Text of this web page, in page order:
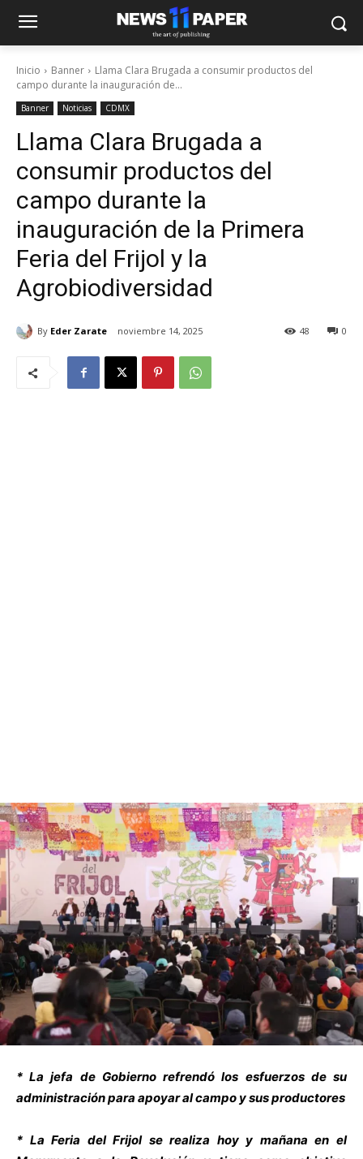
Inicio Banner
Llama Clara Brugada a consumir productos del
campo durante la inauguración de...
Banner Noticias CDMX
Llama Clara Brugada a
consumir productos del
campo durante la
inauguración de la Primera
Feria del Frijol y la
Agrobiodiversidad
By Eder Zarate noviembre 14, 2025 0
48
* La jefa de Gobierno refrendó los esfuerzos de su
administración para apoyar al campo y sus productores
* La Feria del Frijol se realiza hoy y mañana en el